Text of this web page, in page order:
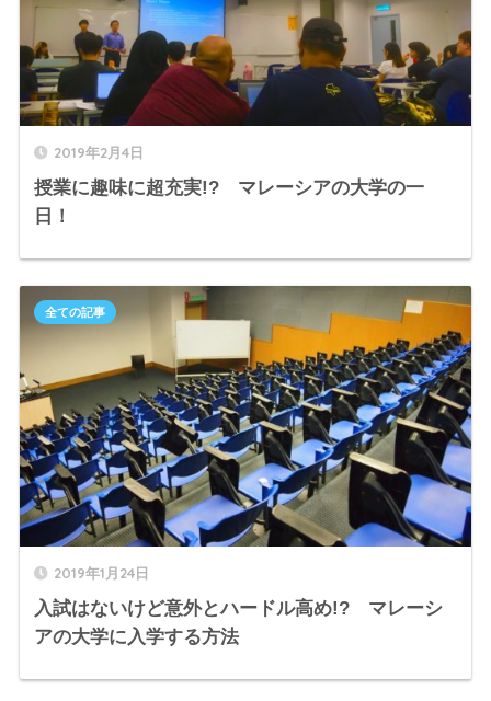
2019年2月4日
授業に趣味に超充実!? マレーシアの大学の一
日！
2019年1月24日
入試はないけど意外とハードル高め!? マレーシ
アの大学に入学する方法
全ての記事